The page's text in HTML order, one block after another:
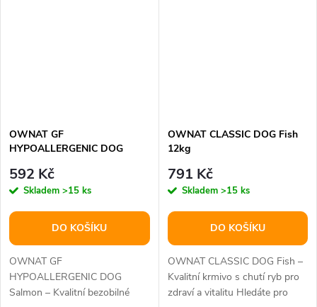
OWNAT GF
HYPOALLERGENIC DOG
592 Kč
Skladem >15 ks
DO KOŠÍKU
OWNAT GF
HYPOALLERGENIC DOG
Salmon – Kvalitní bezobilné
OWNAT CLASSIC DOG Fish
12kg
791 Kč
Skladem >15 ks
DO KOŠÍKU
OWNAT CLASSIC DOG Fish –
Kvalitní krmivo s chutí ryb pro
zdraví a vitalitu Hledáte pro